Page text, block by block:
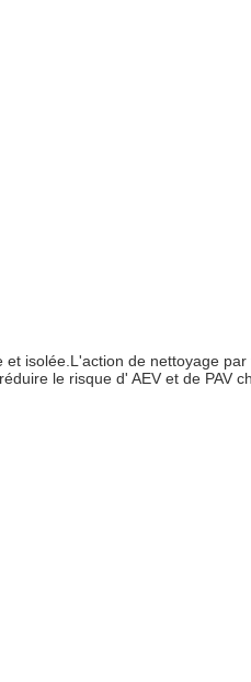
isolée.L'action de nettoyage
le risque d' AEV et de PAV